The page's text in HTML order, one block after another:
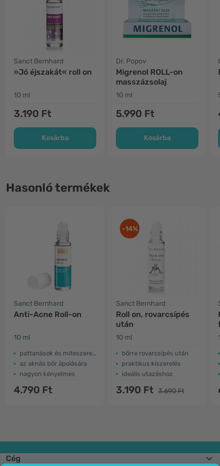
Sanct Bernhard
»Jó éjszakát« roll on
10 ml
3.190 Ft
Kosárba
Dr. Popov
Migrenol ROLL-on
masszázsolaj
10 ml
5.990 Ft
Kosárba
Hasonló termékek
Sanct Bernhard
Anti-Acne Roll-on
10 ml
pattanások és miteszerek ellen
az aknás bőr ápolására
nagyon kényelmes
4.790 Ft
-14%
Sanct Bernhard
Roll on, rovarcsípés
után
10 ml
bőrre rovarcsípés után
praktikus kiszerelés
ideális utazáshoz
3.190 Ft 3.690 Ft
Cég